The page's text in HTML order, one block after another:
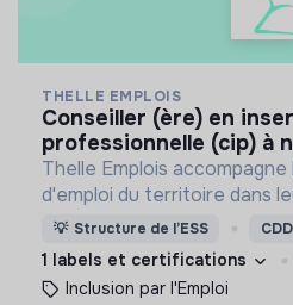
THELLE EMPLOIS
conseiller (ère) en insertion
professionnelle (cip) à
Thelle Emplois
d'emploi du territoire dans
grâce à un
individualisé et des missions
💡 Structure de l’ESS CDD
1 labels et certifications
Inclusion par l'Emploi